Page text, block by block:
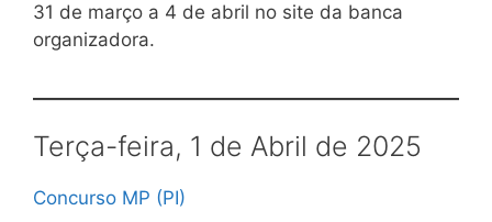
31 de março a 4 de abril no site da banca
organizadora.
Terça-feira, 1 de Abril de 2025
Concurso MP (PI)